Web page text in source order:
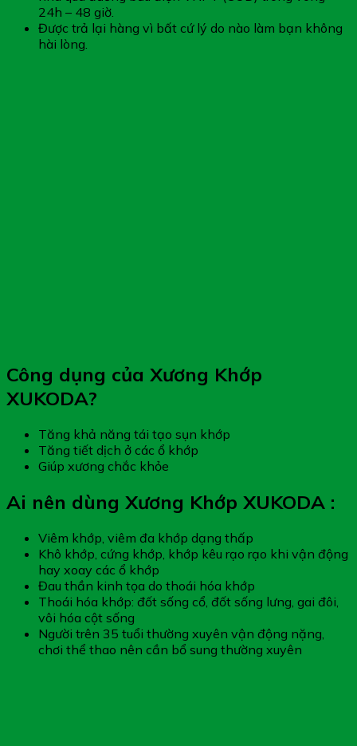
24h – 48 giờ.
Được trả lại hàng vì bất cứ lý do nào làm bạn không
hài lòng.
Công dụng của Xương Khớp
XUKODA?
Tăng khả năng tái tạo sụn khớp
Tăng tiết dịch ở các ổ khớp
Giúp xương chắc khỏe
Ai nên dùng Xương Khớp XUKODA :
Viêm khớp, viêm đa khớp dạng thấp
Khô khớp, cứng khớp, khớp kêu rạo rạo khi vận động
hay xoay các ổ khớp
Đau thần kinh tọa do thoái hóa khớp
Thoái hóa khớp: đốt sống cổ, đốt sống lưng, gai đôi,
vôi hóa cột sống
Người trên 35 tuổi thường xuyên vận động nặng,
chơi thể thao nên cần bổ sung thường xuyên